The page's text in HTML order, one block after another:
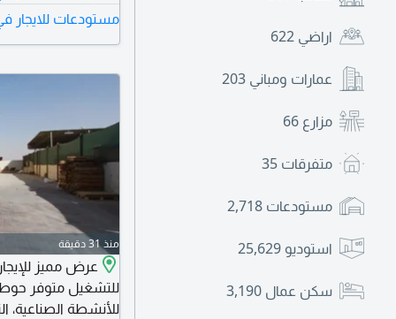
اراضي 622
عمارات ومباني 203
مزارع 66
متفرقات 35
مستودعات 2,718
استوديو 25,629
سكن عمال 3,190
التجارية
السنوي 120000 درهم. الدفع على 4 دفعات. التأمين 5% كاش. للتواصل
مستودعات للايجار
منذ 31 دقيقة
عرض مميز
للتشغيل متوفر
للأنشطة الصناعية،